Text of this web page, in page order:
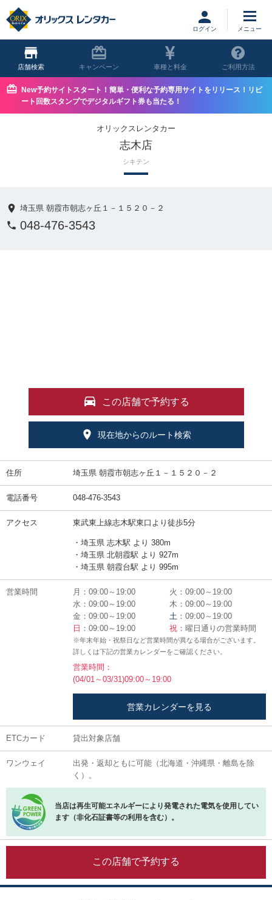
ログイン
店舗 キャンペーン 車種と料金 ご利用方法
New予約サイトスタート！簡単・便利な予約専用サイトをリリース！リピ
ート回数スタンプでデジタルギフト券も当たる！
オリックスレンタカー
志木店
シキテン
埼玉県 朝霞市朝志ヶ丘１－１５２０－２
048-476-3543
この店舗で予約する
現在地からのルート検索
住所 埼玉県 朝霞市朝志ヶ丘１－１５２０－２
電話番号 048-476-3543
アクセス 東武東上線志木駅東口より徒歩5分
・埼玉県 志木駅 より 380m
・埼玉県 北朝霞駅 より 927m
・埼玉県 朝霞台駅 より 995m
営業時間 月：09:00～19:00
火：09:00～19:00
水：09:00～19:00
木：09:00～19:00
金：09:00～19:00
土 ：09:00～19:00
日 ：09:00～19:00 祝 ：曜日通りの営業時間
※年末年始・祝祭日など営業時間が異なる場合がございます。
詳しくは下記の営業カレンダーをご確認ください。
営業時間：
(04/01～03/31)09:00～19:00
営業カレンダーを見る
ETCカード 貸出対象店舗
ワンウェイ
出発・返却ともに可能（北海道・沖縄県・離島を除
く）。
当店は再生可能エネルギーにより発電された電気を使用してい
ます（非化石証書等の利用を含む）。
この店舗で予約する